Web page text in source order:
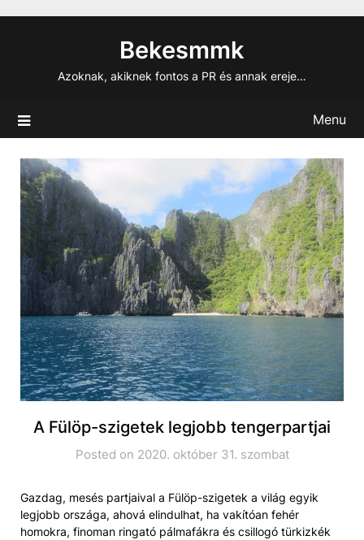
Bekesmmk
Azoknak, akiknek fontos a PR és annak ereje…
Menu
A Fülöp-szigetek legjobb tengerpartjai
Posted on 2020. október 31. szombat
Gazdag, mesés partjaival a Fülöp-szigetek a világ egyik
legjobb országa, ahová elindulhat, ha vakítóan fehér
homokra, finoman ringató pálmafákra és csillogó türkizkék